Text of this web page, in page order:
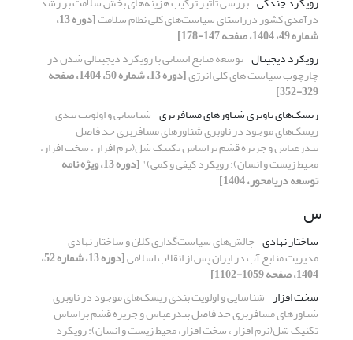
درآمدی کشور درراستای سیاست‌های کلی نظام سلامت [دوره 13،
شماره 49، 1404، صفحه 147-178]
رویکرد دیجیتال توسعه منابع انسانی با رویکرد دیجیتالی شدن در
چارچوب سیاست های کلی انرژی [دوره 13، شماره 50، 1404، صفحه
329-352]
ریسک‌های ناوبری شناورهای مسافربری شناسایی و اولویت بندی
ریسک‌های موجود در ناوبری شناورهای مسافربری حد فاصل
بندرعباس و جزیره قشم براساس تکنیک شل(نرم افزار ، سخت افزار،
محیط زیست و انسان): رویکرد کیفی و کمی)" [دوره 13، ویژه نامه
توسعه دریامحور، 1404]
س
ساختار نهادی چالش‌های سیاست‌گذاری کلان و ساختار نهادی
مدیریت منابع آب در ایران پس از انقلاب اسلامی [دوره 13، شماره 52،
1404، صفحه 1059-1102]
سخت‌ افزار شناسایی و اولویت بندی ریسک‌های موجود در ناوبری
شناورهای مسافربری حد فاصل بندرعباس و جزیره قشم براساس
تکنیک شل(نرم افزار ، سخت افزار، محیط زیست و انسان): رویکرد